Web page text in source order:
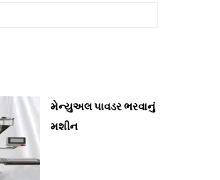
મેન્યુઅલ પાવડર ભરવાનું
મશીન